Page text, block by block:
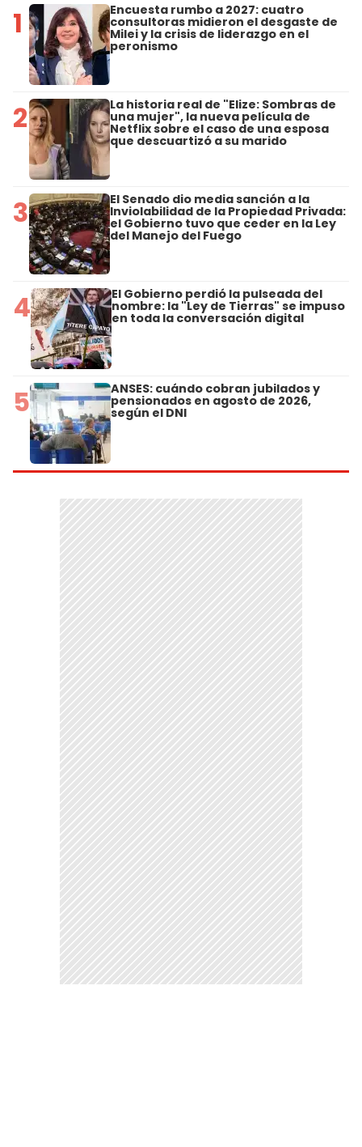
1 Encuesta rumbo a 2027: cuatro
consultoras midieron el desgaste de
Milei y la crisis de liderazgo en el
peronismo
2 La historia real de "Elize: Sombras de
una mujer", la nueva película de
Netflix sobre el caso de una esposa
que descuartizó a su marido
3 El Senado dio media sanción a la
Inviolabilidad de la Propiedad Privada:
el Gobierno tuvo que ceder en la Ley
del Manejo del Fuego
4 El Gobierno perdió la pulseada del
nombre: la "Ley de Tierras" se impuso
en toda la conversación digital
5 ANSES: cuándo cobran jubilados y
pensionados en agosto de 2026,
según el DNI